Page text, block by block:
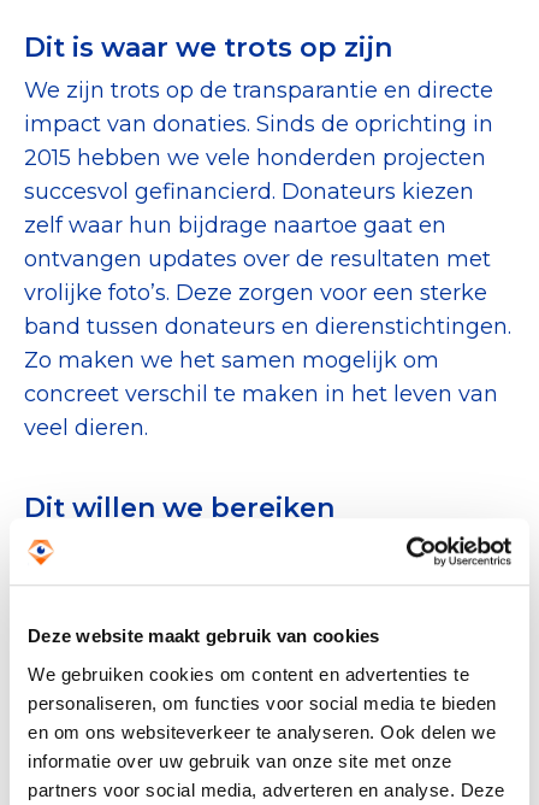
Deze website maakt gebruik van cookies
We gebruiken cookies om content en advertenties te
personaliseren, om functies voor social media te bieden
en om ons websiteverkeer te analyseren. Ook delen we
informatie over uw gebruik van onze site met onze
partners voor social media, adverteren en analyse. Deze
Dit is waar we trots op zijn
We zijn trots op de transparantie en directe
impact van donaties. Sinds de oprichting in
2015 hebben we vele honderden projecten
succesvol gefinancierd. Donateurs kiezen
zelf waar hun bijdrage naartoe gaat en
ontvangen updates over de resultaten met
vrolijke foto’s. Deze zorgen voor een sterke
band tussen donateurs en dierenstichtingen.
Zo maken we het samen mogelijk om
concreet verschil te maken in het leven van
veel dieren.
Dit willen we bereiken
DierenDonatie heeft als maatschappelijk
doel om dierenstichtingen te ondersteunen
om de dieren zo goed mogelijk te verzorgen.
Door financiële steun waarmee we
producten voor hen aanschaffen, helpen we
bij het creëren van een veilige en gezonde
omgeving. Op deze manier dragen we bij